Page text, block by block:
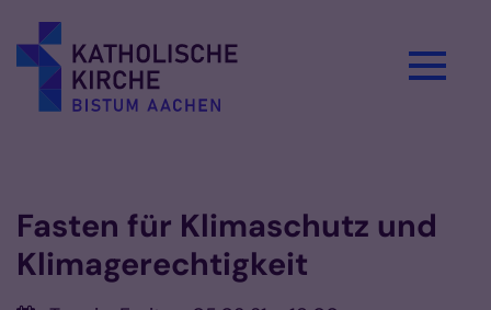
Fasten für Klimaschutz und
Klimagerechtigkeit